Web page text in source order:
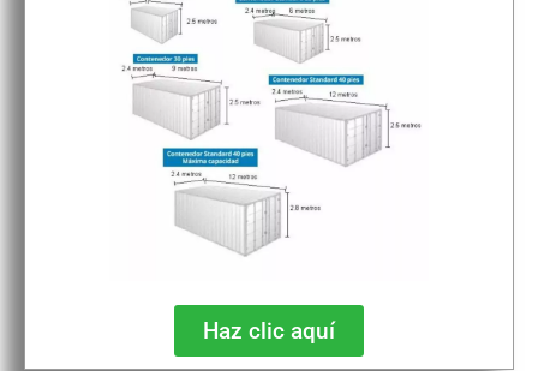
Haz clic aquí